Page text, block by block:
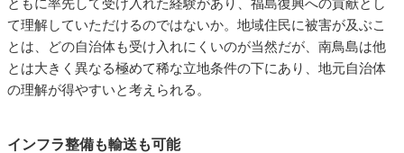
ともに率先して受け入れた経験があり、福島復興への貢献とし
て理解していただけるのではないか。地域住民に被害が及ぶこ
とは、どの自治体も受け入れにくいのが当然だが、南鳥島は他
とは大きく異なる極めて稀な立地条件の下にあり、地元自治体
の理解が得やすいと考えられる。
インフラ整備も輸送も可能